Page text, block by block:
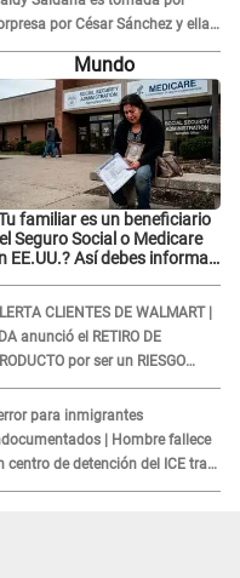
por César Sánchez y ella
su REACCIÓN: Le agarró
Mundo
familiar es un beneficiario
Seguro Social o Medicare
EE.UU.? Así debes informar
CLIENTES DE WALMART |
anunció el RETIRO DE
por ser un RIESGO
para consumidores: ¿Cuál
para inmigrantes
| Hombre fallece
centro de detención del ICE tras
una "emergencia médica"